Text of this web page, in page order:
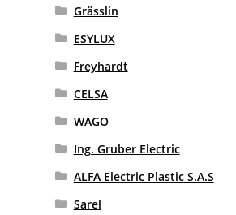
Grässlin
ESYLUX
Freyhardt
CELSA
WAGO
Ing. Gruber Electric
ALFA Electric Plastic S.A.S
Sarel